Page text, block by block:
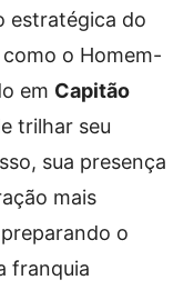
estratégica do
o Homem-
em Capitão
trilhar seu
sua presença
mais
o
franquia